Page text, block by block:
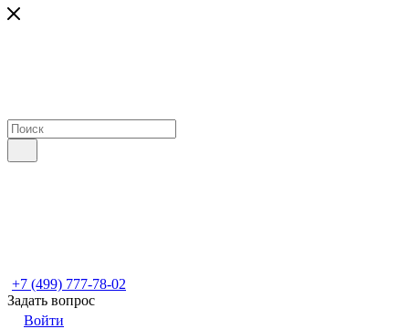
+7 (499) 777-78-02
Задать вопрос
Войти